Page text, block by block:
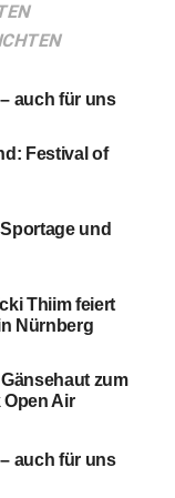
auch für uns
Festival of
und
Thiim feiert
Nürnberg
zum
Air
auch für uns